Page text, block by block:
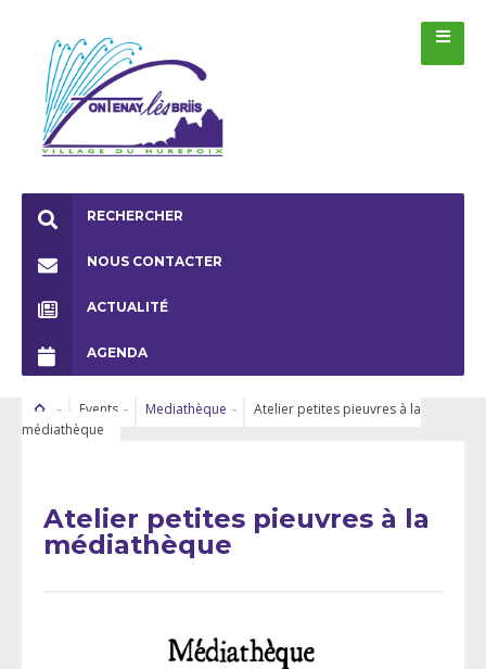
RECHERCHER
NOUS CONTACTER
ACTUALITÉ
AGENDA
Events Mediathèque
Atelier petites pieuvres à la
médiathèque
Atelier petites pieuvres à la
médiathèque